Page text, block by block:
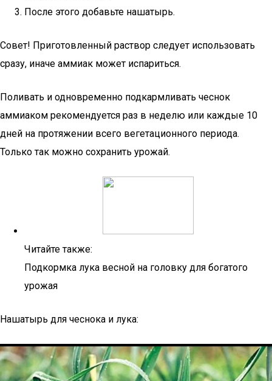
После этого добавьте нашатырь.
Совет! Приготовленный раствор следует использовать
сразу, иначе аммиак может испариться.
Поливать и одновременно подкармливать чеснок
аммиаком рекомендуется раз в неделю или каждые 10
дней на протяжении всего вегетационного периода.
Только так можно сохранить урожай.
Читайте также:
Подкормка лука весной на головку для богатого
урожая
Нашатырь для чеснока и лука: